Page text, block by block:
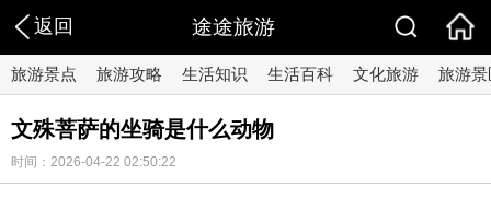
返回 途途旅游
旅游景点 旅游攻略 生活知识 生活百科 文化旅游 旅游景
文殊菩萨的坐骑是什么动物
时间：2026-04-22 02:50:22